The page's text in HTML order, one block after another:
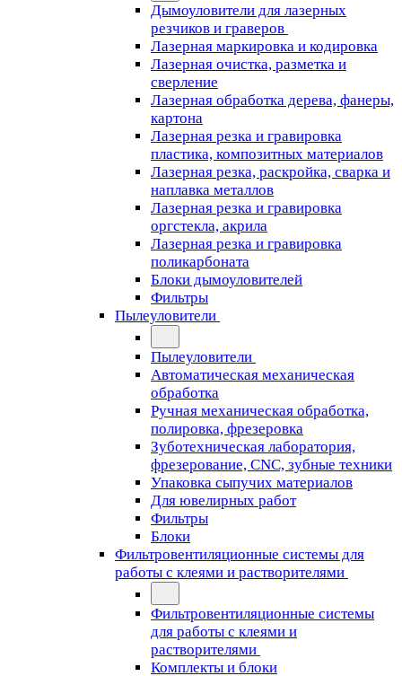
Дымоуловители для лазерных
резчиков и граверов
Лазерная маркировка и кодировка
Лазерная очистка, разметка и
сверление
Лазерная обработка дерева, фанеры,
картона
Лазерная резка и гравировка
пластика, композитных материалов
Лазерная резка, раскройка, сварка и
наплавка металлов
Лазерная резка и гравировка
оргстекла, акрила
Лазерная резка и гравировка
поликарбоната
Блоки дымоуловителей
Фильтры
Пылеуловители
Пылеуловители
Автоматическая механическая
обработка
Ручная механическая обработка,
полировка, фрезеровка
Зуботехническая лаборатория,
фрезерование, CNC, зубные техники
Упаковка сыпучих материалов
Для ювелирных работ
Фильтры
Блоки
Фильтровентиляционные системы для
работы с клеями и растворителями
Фильтровентиляционные системы
для работы с клеями и
растворителями
Комплекты и блоки